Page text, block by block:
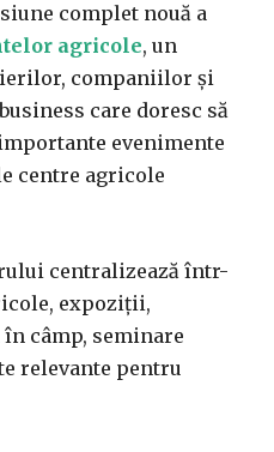
complet nouă a
agricole, un
companiilor și
care doresc să
evenimente
centre agricole
centralizează într-
expoziții,
câmp, seminare
relevante pentru